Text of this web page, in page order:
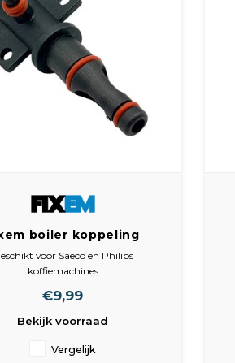
boiler koppeling
geschikt voor
Philips, 421946011491,
voor Saeco en Philips
koffiemachines
en 421945045521
Inclusief rode o-ringen
€9,99
Bekijk voorraad
Vergelijk